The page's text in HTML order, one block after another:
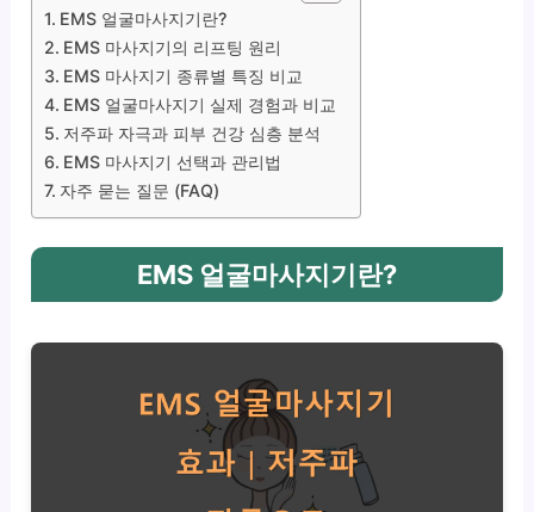
EMS 얼굴마사지기란?
EMS 마사지기의 리프팅 원리
EMS 마사지기 종류별 특징 비교
EMS 얼굴마사지기 실제 경험과 비교
저주파 자극과 피부 건강 심층 분석
EMS 마사지기 선택과 관리법
자주 묻는 질문 (FAQ)
EMS 얼굴마사지기란?